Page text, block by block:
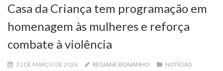
Casa da Criança tem programação em
homenagem às mulheres e reforça
combate à violência
31 DE MARÇO DE 2026 REGIANE BONANHO NOTÍCIAS